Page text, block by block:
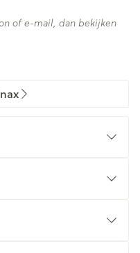
of e-mail, dan bekijken